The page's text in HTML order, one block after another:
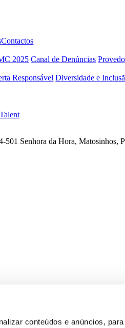
conteúdos e anúncios,
Contactos
2025 Canal de Denúncias
Responsável Diversidade e
Senhora da Hora, Matosinhos,